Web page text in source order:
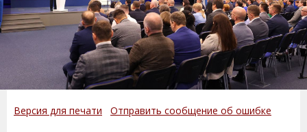
Версия для печати Отправить сообщение об ошибке